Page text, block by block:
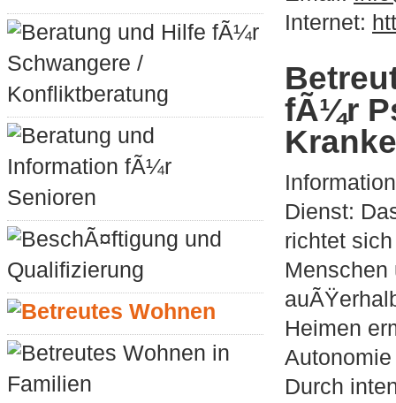
Beratung und Hilfe fÃ¼r
Schwangere /
Konfliktberatung
Beratung und
Information fÃ¼r
Senioren
BeschÃ¤ftigung und
Qualifizierung
Betreutes Wohnen
Betreutes Wohnen in
Familien
Internet:
fÃ¼r
Dienst:
richtet
Menschen
Heimen
Durch